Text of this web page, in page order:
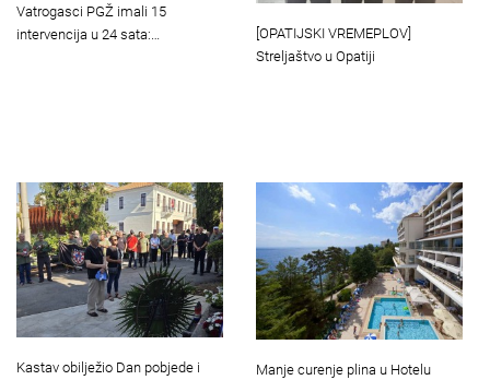
Vatrogasci PGŽ imali 15
intervencija u 24 sata:…
[OPATIJSKI VREMEPLOV]
Streljaštvo u Opatiji
Kastav obilježio Dan pobjede i
Manje curenje plina u Hotelu